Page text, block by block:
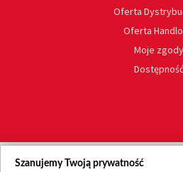
Oferta
Oferta
Moje zgody
Dostępność
Szanujemy Twoją prywatność